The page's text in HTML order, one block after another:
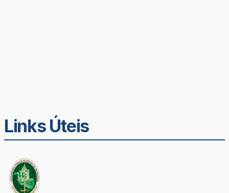
Links Úteis